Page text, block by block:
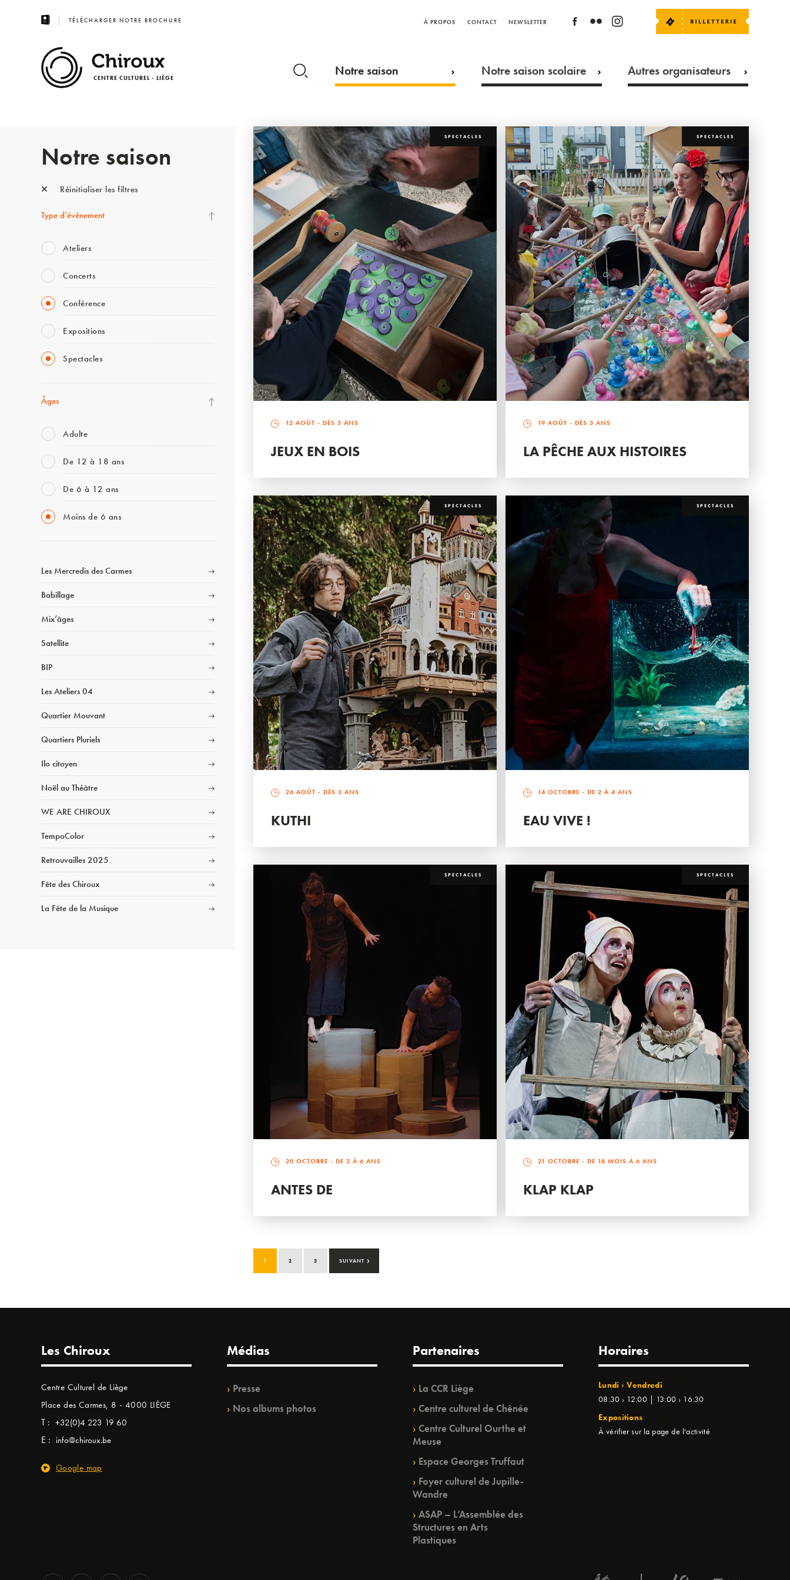
TÉLÉCHARGER NOTRE BROCHURE À PROPOS CONTACT NEWSLETTER
CENTRE CULTUREL - LIÈGE Notre saison Notre saison scolaire Autres organisateurs
Notre saison
Réinitialiser les filtres
Type d’événement
Ateliers
Concerts
Conférence
Expositions
Spectacles
Âges
Adulte
De 12 à 18 ans
De 6 à 12 ans
Moins de 6 ans
Les Mercredis des Carmes
Babillage
Mix’âges
Satellite
BIP
Les Ateliers 04
Quartier Mouvant
Quartiers Pluriels
Ilo citoyen
Noël au Théâtre
WE ARE CHIROUX
TempoColor
Retrouvailles 2025
Fête des Chiroux
La Fête de la Musique
SPECTACLES
12 AOÛT - DÈS 5 ANS
JEUX EN BOIS
SPECTACLES
19 AOÛT - DÈS 3 ANS
LA PÊCHE AUX HISTOIRES
SPECTACLES
26 AOÛT - DÈS 3 ANS
KUTHI
SPECTACLES
14 OCTOBRE - DE 2 À 4 ANS
EAU VIVE !
SPECTACLES
20 OCTOBRE - DE 2 À 6 ANS
ANTES DE
SPECTACLES
21 OCTOBRE - DE 18 MOIS À 6 ANS
KLAP KLAP
1 2 3 SUIVANT ›
Les Chiroux
Centre Culturel de Liège
Place des Carmes, 8 - 4000 LIÈGE
T : +32(0)4 223 19 60
E : info@chiroux.be
Google map
Médias
Presse
Nos albums photos
Partenaires
La CCR Liège
Centre culturel de Chênée
Centre Culturel Ourthe et
Meuse
Espace Georges Truffaut
Foyer culturel de Jupille-
Wandre
ASAP – L’Assemblée des
Structures en Arts
Plastiques
Horaires
Lundi › Vendredi
08:30 › 12:00 | 13:00 › 16:30
Expositions
À vérifier sur la page de l'activité